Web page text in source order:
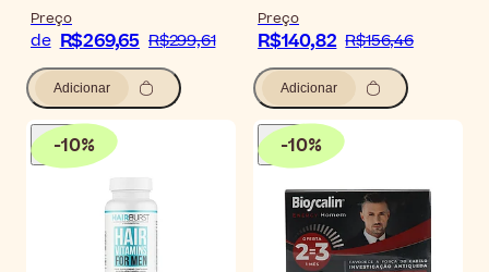
Preço
de R$269,65 R$299,61
Adicionar
Preço
R$140,82 R$156,46
Adicionar
-10% -10%